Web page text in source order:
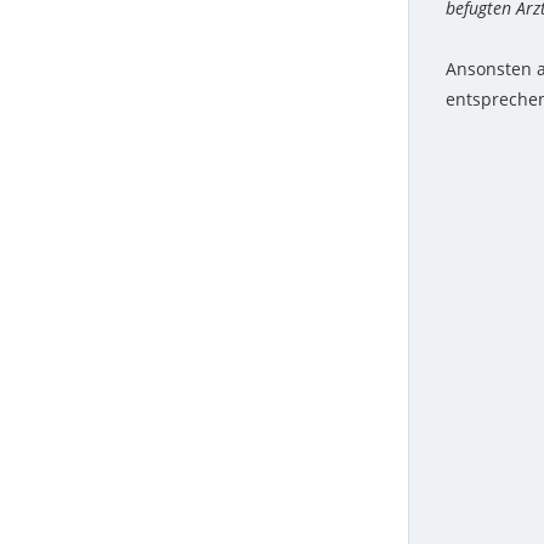
befugten
Ansonsten